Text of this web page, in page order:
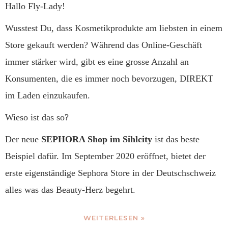
Hallo Fly-Lady!
Wusstest Du, dass Kosmetikprodukte am liebsten in einem
Store gekauft werden? Während das Online-Geschäft
immer stärker wird, gibt es eine grosse Anzahl an
Konsumenten, die es immer noch bevorzugen, DIREKT
im Laden einzukaufen.
Wieso ist das so?
Der neue SEPHORA Shop im Sihlcity ist das beste
Beispiel dafür. Im September 2020 eröffnet, bietet der
erste eigenständige Sephora Store in der Deutschschweiz
alles was das Beauty-Herz begehrt.
WEITERLESEN »